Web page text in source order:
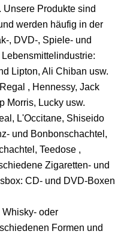
Produkte sind
werden häufig in der
, DVD-, Spiele- und
Lipton, Ali Chiban usw.
, Hennessy, Jack
Morris, Lucky usw.
L'Occitane, Shiseido
und Bonbonschachtel,
Teedose ,
Zigaretten- und
CD- und DVD-Boxen
oder
Formen und